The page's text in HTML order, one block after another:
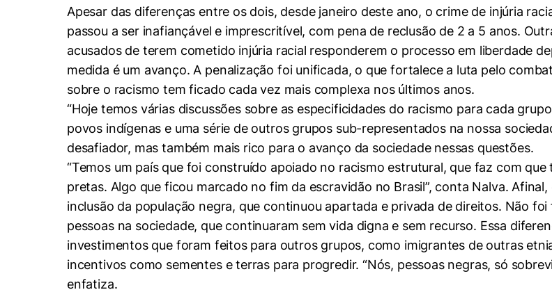
Apesar das diferenças entre os dois, desde janeiro deste ano, o crime de injúria
passou a ser inafiançável e imprescritível, com pena de reclusão de 2 a 5 anos.
acusados de terem cometido injúria racial responderem o processo em liberdade
medida é um avanço. A penalização foi unificada, o que fortalece a luta pelo
sobre o racismo tem ficado cada vez mais complexa nos últimos anos.
“Hoje temos várias discussões sobre as especificidades do racismo para cada
povos indígenas e uma série de outros grupos sub-representados na nossa
desafiador, mas também mais rico para o avanço da sociedade nessas questões.
“Temos um país que foi construído apoiado no racismo estrutural, que faz com
pretas. Algo que ficou marcado no fim da escravidão no Brasil”, conta Nalva.
inclusão da população negra, que continuou apartada e privada de direitos. Não
pessoas na sociedade, que continuaram sem vida digna e sem recurso. Essa
investimentos que foram feitos para outros grupos, como imigrantes de outras
incentivos como sementes e terras para progredir. “Nós, pessoas negras, só
enfatiza.
Cookies estritamente necessários
Cookies de preferências de usuário